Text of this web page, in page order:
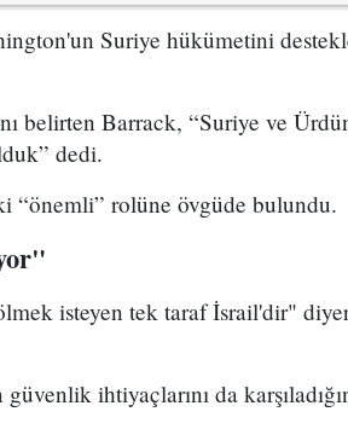
Suriye hükümetini
belirten Barrack, “Suriye ve
dedi.
“önemli” rolüne övgüde bulundu.
isteyen tek taraf İsrail'dir"
ihtiyaçlarını da